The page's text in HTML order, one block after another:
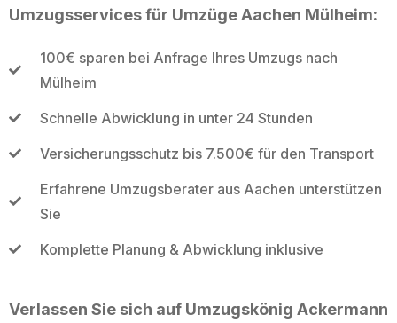
Umzugsservices für Umzüge Aachen Mülheim:
100€ sparen bei Anfrage Ihres Umzugs nach
Mülheim
Schnelle Abwicklung in unter 24 Stunden
Versicherungsschutz bis 7.500€ für den Transport
Erfahrene Umzugsberater aus Aachen unterstützen
Sie
Komplette Planung & Abwicklung inklusive
Verlassen Sie sich auf Umzugskönig Ackermann